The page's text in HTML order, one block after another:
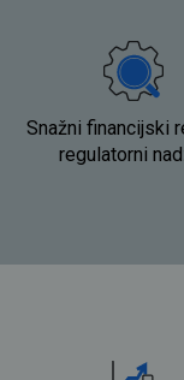
Snažni financijski
regulatorni